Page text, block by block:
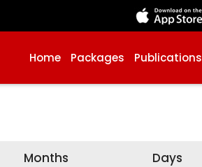
Home Packages Publications
Months Days